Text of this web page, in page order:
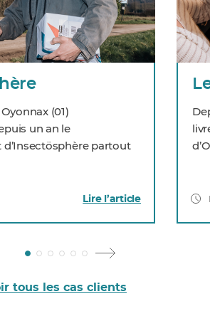
(01)
un an le
partout
Lire l’article
tous les cas clients